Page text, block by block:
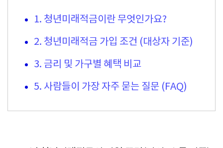
1. 청년미래적금이란 무엇인가요?
2. 청년미래적금 가입 조건 (대상자 기준)
3. 금리 및 가구별 혜택 비교
5. 사람들이 가장 자주 묻는 질문 (FAQ)